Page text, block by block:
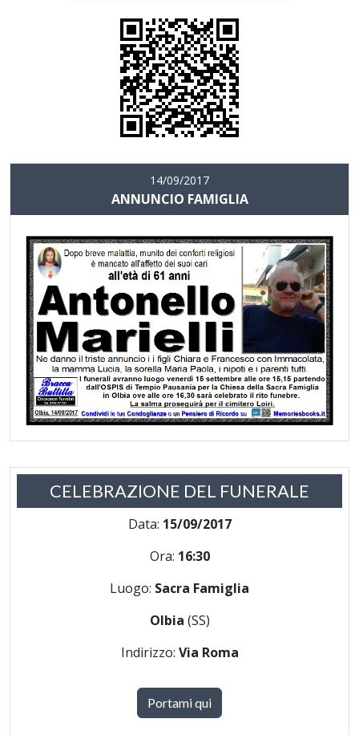
14/09/2017
ANNUNCIO FAMIGLIA
CELEBRAZIONE DEL FUNERALE
Data: 15/09/2017
Ora: 16:30
Luogo: Sacra Famiglia
Olbia (SS)
Indirizzo: Via Roma
Portami qui